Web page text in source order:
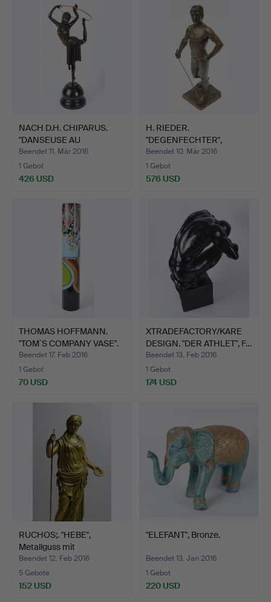
NACH D.H. CHIPARUS.
"DANSEUSE AU
CERCEAU",…
Beendet 11. Mär 2016
1 Gebot
426 USD
H. RIEDER.
"DEGENFECHTER",
Bronze, sign., …
Beendet 10. Mär 2016
1 Gebot
576 USD
THOMAS HOFFMANN.
"TOM`S COMPANY VASE".
Beendet 17. Feb 2016
1 Gebot
70 USD
XTRADEFACTORY/KARE
DESIGN. "DER ATHLET", F…
Beendet 13. Feb 2016
1 Gebot
174 USD
RUCHOS;. "HEBE",
Metallguss mit
Onyxmarmor…
Beendet 12. Feb 2016
5 Gebote
152 USD
"ELEFANT", Bronze.
Beendet 13. Jan 2016
1 Gebot
220 USD